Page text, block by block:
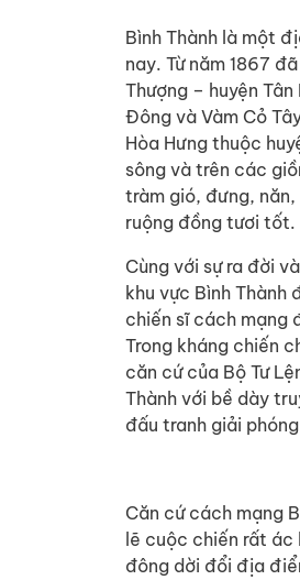
Bình Thành là một
nay. Từ năm 1867
Thượng – huyện
Đông và Vàm Cỏ
Hòa Hưng thuộc
sông và trên các
tràm gió, đưng,
ruộng đồng tươi tốt.
Cùng với sự ra đời
khu vực Bình
chiến sĩ cách mạng
Trong kháng chiến
căn cứ của Bộ Tư
Thành với bề dày
đấu tranh giải
Căn cứ cách mạng
lẽ cuộc chiến rất
đông dời đổi địa